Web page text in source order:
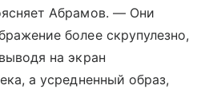
Абрамов. — Они
более скрупулезно,
на экран
а усредненный образ,